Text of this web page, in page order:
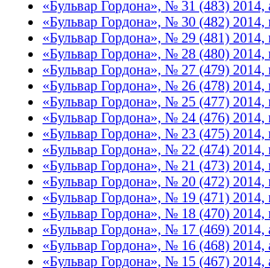
«Бульвар Гордона», № 31 (483) 2014,
«Бульвар Гордона», № 30 (482)
«Бульвар Гордона», № 29 (481)
«Бульвар Гордона», № 28 (480)
«Бульвар Гордона», № 27 (479)
«Бульвар Гордона», № 26 (478)
«Бульвар Гордона», № 25 (477)
«Бульвар Гордона», № 24 (476)
«Бульвар Гордона», № 23 (475)
«Бульвар Гордона», № 22 (474)
«Бульвар Гордона», № 21 (473) 2014,
«Бульвар Гордона», № 20 (472) 2014,
«Бульвар Гордона», № 19 (471) 2014,
«Бульвар Гордона», № 18 (470) 2014,
«Бульвар Гордона», № 17 (469) 2014,
«Бульвар Гордона», № 16 (468) 2014,
«Бульвар Гордона», № 15 (467) 2014,